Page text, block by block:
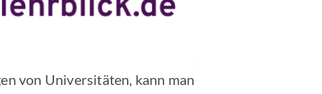
von Universitäten, kann man